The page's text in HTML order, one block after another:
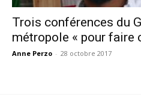
Trois conférences du
métropole « pour faire
Anne Perzo - 28 octobre 2017